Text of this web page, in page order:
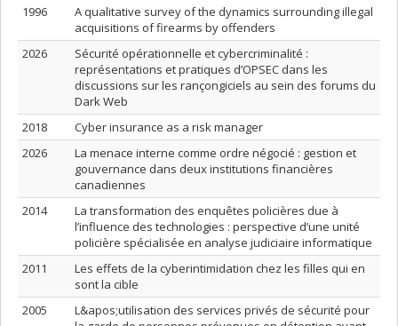
1996
A qualitative survey of the dynamics surrounding illegal
acquisitions of firearms by offenders
2026
Sécurité opérationnelle et cybercriminalité :
représentations et pratiques d’OPSEC dans les
discussions sur les rançongiciels au sein des forums du
Dark Web
2018
Cyber insurance as a risk manager
2026
La menace interne comme ordre négocié : gestion et
gouvernance dans deux institutions financières
canadiennes
2014
La transformation des enquêtes policières due à
l’influence des technologies : perspective d’une unité
policière spécialisée en analyse judiciaire informatique
2011
Les effets de la cyberintimidation chez les filles qui en
sont la cible
2005
L&apos;utilisation des services privés de sécurité pour